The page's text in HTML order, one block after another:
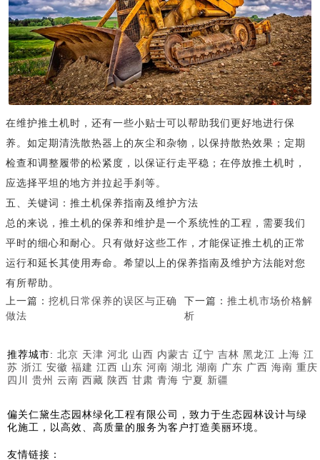
在维护推土机时，还有一些小贴士可以帮助我们更好地进行保
养。如定期清洗散热器上的灰尘和杂物，以保持散热效果；定期
检查和调整履带的松紧度，以保证行走平稳；在停放推土机时，
应选择平坦的地方并拉起手刹等。
五、关键词：推土机保养指南及维护方法
总的来说，推土机的保养和维护是一个系统性的工程，需要我们
平时的细心和耐心。只有做好这些工作，才能保证推土机的正常
运行和延长其使用寿命。希望以上的保养指南及维护方法能对您
有所帮助。
上一篇： 挖机日常保养的误区与正确
做法
下一篇： 推土机市场价格解
析
推荐城市: 北京 天津 河北 山西 内蒙古 辽宁 吉林 黑龙江 上海 江
苏 浙江 安徽 福建 江西 山东 河南 湖北 湖南 广东 广西 海南 重庆
四川
贵州 云南 西藏 陕西 甘肃 青海 宁夏 新疆
偏关仁黛生态园林绿化工程有限公司，致力于生态园林设计与绿
化施工，以高效、高质量的服务为客户打造美丽环境。
友情链接：